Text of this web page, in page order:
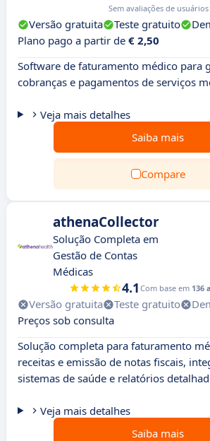
Sem avaliações de usuários
Versão gratuita Teste gratuito
Plano pago a partir de € 2,50
Software de faturamento médico para
cobranças e pagamentos de serviços
Veja mais detalhes
Saiba mais
Compare
athenaCollector
Solução Completa em
Gestão de Contas
Médicas
4.1 Com base em 136
Versão gratuita Teste gratuito
Preços sob consulta
Solução completa para faturamento
receitas e emissão de notas fiscais,
sistemas de saúde e relatórios
Veja mais detalhes
Saiba mais